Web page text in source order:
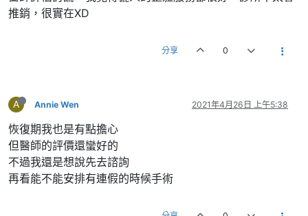
推銷，很實在XD
分享 0
A Annie Wen 2021年4月26日 上午5:38
恢復期我也是有點擔心
但醫師的評價還蠻好的
不過我還是想說先去諮詢
再看能不能安排有連假的時候手術